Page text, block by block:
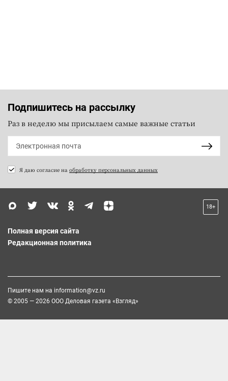
Подпишитесь на рассылку
Раз в неделю мы присылаем самые важные статьи
Я даю согласие на обработку персональных данных
18+
Полная версия сайта
Редакционная политика
Пишите нам на information@vz.ru
© 2005 — 2026 ООО Деловая газета «Взгляд»